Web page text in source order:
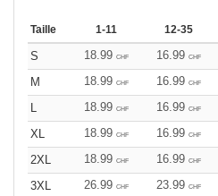
Taille 1-11 12-35
S 18.99 CHF 16.99 CHF
M
18.99 CHF 16.99 CHF
L
18.99 CHF 16.99 CHF
XL
18.99 CHF 16.99 CHF
2XL
18.99 CHF 16.99 CHF
3XL
26.99 CHF 23.99 CHF